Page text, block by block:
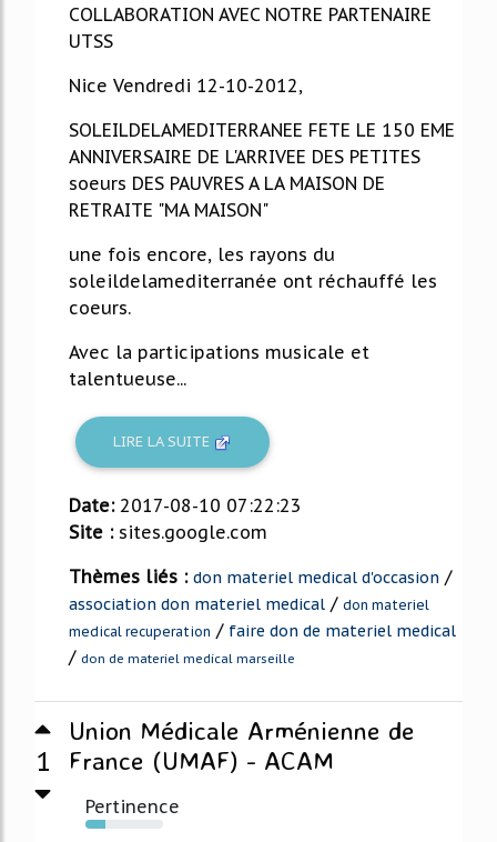
COLLABORATION AVEC NOTRE PARTENAIRE
UTSS
Nice Vendredi 12-10-2012,
SOLEILDELAMEDITERRANEE FETE LE 150 EME
ANNIVERSAIRE DE L'ARRIVEE DES PETITES
soeurs DES PAUVRES A LA MAISON DE
RETRAITE "MA MAISON"
une fois encore, les rayons du
soleildelamediterranée ont réchauffé les
coeurs.
Avec la participations musicale et
talentueuse...
LIRE LA SUITE
Date: 2017-08-10 07:22:23
Site : sites.google.com
Thèmes liés : don materiel medical d'occasion /
association don materiel medical / don materiel
medical recuperation / faire don de materiel medical
/ don de materiel medical marseille
1
Union Médicale Arménienne de
France (UMAF) - ACAM
Pertinence
25%